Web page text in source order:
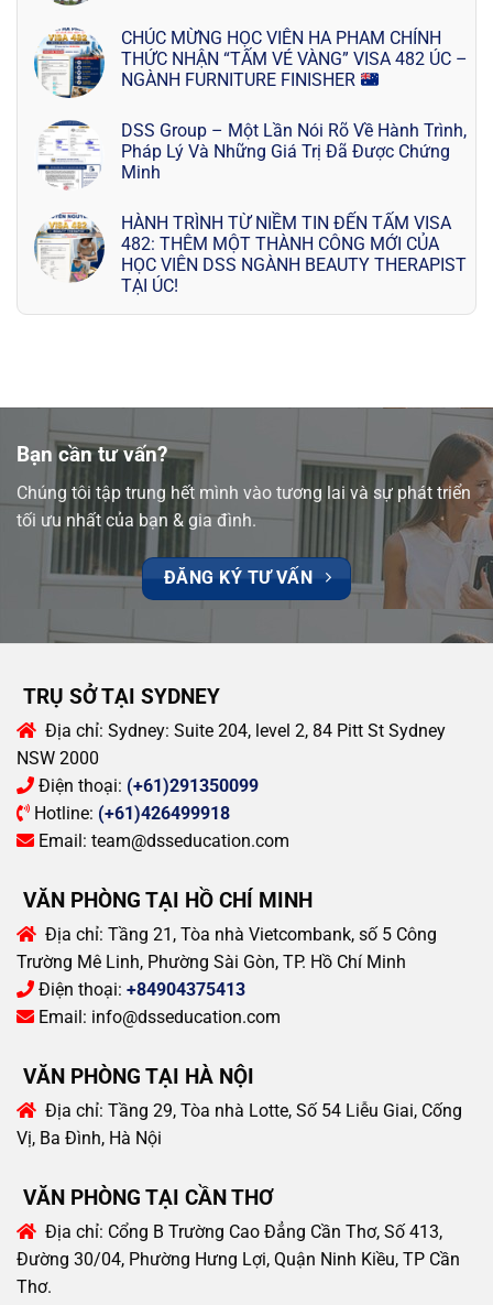
CHÚC MỪNG HỌC VIÊN HA PHAM CHÍNH
THỨC NHẬN “TẤM VÉ VÀNG” VISA 482 ÚC –
NGÀNH FURNITURE FINISHER
DSS Group – Một Lần Nói Rõ Về Hành Trình,
Pháp Lý Và Những Giá Trị Đã Được Chứng
Minh
HÀNH TRÌNH TỪ NIỀM TIN ĐẾN TẤM VISA
482: THÊM MỘT THÀNH CÔNG MỚI CỦA
HỌC VIÊN DSS NGÀNH BEAUTY THERAPIST
TẠI ÚC!
Bạn cần tư vấn?
Chúng tôi tập trung hết mình vào tương lai và sự phát triển
tối ưu nhất của bạn & gia đình.
ĐĂNG KÝ TƯ VẤN
TRỤ SỞ TẠI SYDNEY
Địa chỉ: Sydney: Suite 204, level 2, 84 Pitt St Sydney
NSW 2000
Điện thoại: (+61)291350099
Hotline: (+61)426499918
Email: team@dsseducation.com
VĂN PHÒNG TẠI HỒ CHÍ MINH
Địa chỉ: Tầng 21, Tòa nhà Vietcombank, số 5 Công
Trường Mê Linh, Phường Sài Gòn, TP. Hồ Chí Minh
Điện thoại: +84904375413
Email: info@dsseducation.com
VĂN PHÒNG TẠI HÀ NỘI
Địa chỉ: Tầng 29, Tòa nhà Lotte, Số 54 Liễu Giai, Cống
Vị, Ba Đình, Hà Nội
VĂN PHÒNG TẠI CẦN THƠ
Địa chỉ: Cổng B Trường Cao Đẳng Cần Thơ, Số 413,
Đường 30/04, Phường Hưng Lợi, Quận Ninh Kiều, TP Cần
Thơ.